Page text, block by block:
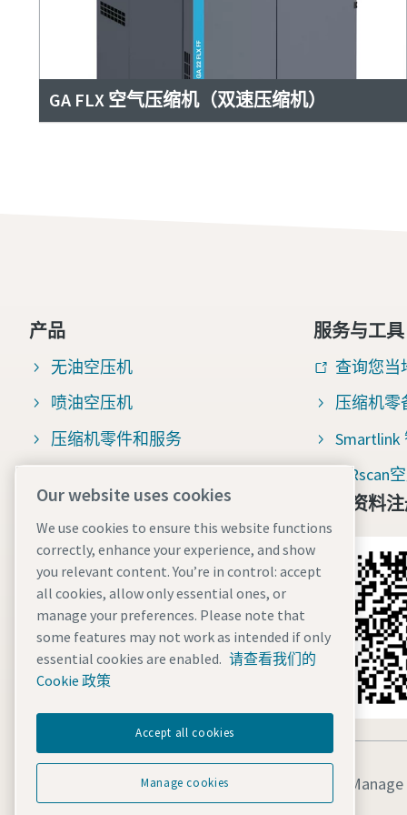
GA FLX 空气压缩机（双速压缩机）
产品
无油空压机
喷油空压机
压缩机零件和服务
空压机整机咨询
空压机售后与配件咨询
服务与工具
查询您当
压缩机零
Smartlink
AIRscan
免费资料
Our website uses cookies
We use cookies to ensure this website functions
correctly, enhance your experience, and show
you relevant content. You’re in control: accept
all cookies, allow only essential ones, or
manage your preferences. Please note that
some features may not work as intended if only
essential cookies are enabled. 请查看我们的
Cookie 政策
Accept all cookies
Manage cookies